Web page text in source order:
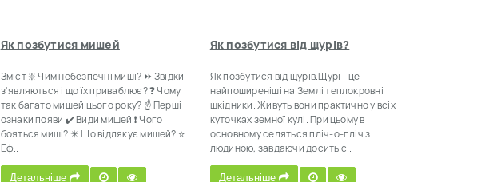
Як позбутися мишей
Зміст ❇️ Чим небезпечні миші? ⏩ Звідки
з'являються і що їх приваблює? ❓ Чому
так багато мишей цього року? ☝ Перші
ознаки появи ✔️ Види мишей ❗ Чого
бояться миші? ✴️ Що відлякує мишей? ⭐
Еф..
Детальніше
Як позбутися від щурів?
Як позбутися від щурів.Щурі - це
найпоширеніші на Землі теплокровні
шкідники. Живуть вони практично у всіх
куточках земної кулі. При цьому в
основному селяться пліч-о-пліч з
людиною, завдаючи досить с..
Детальніше